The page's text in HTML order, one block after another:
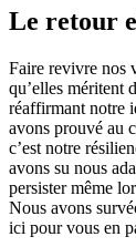
Le retour
Faire revivre nos
qu’elles méritent
réaffirmant notre
avons prouvé au
c’est notre
avons su nous
persister même
Nous avons
ici pour vous en